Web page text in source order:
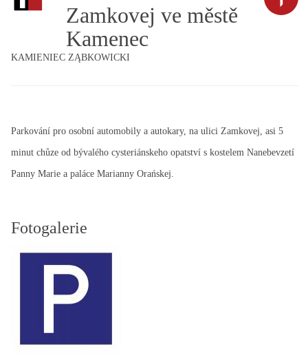
Zamkovej ve městě
Kamenec
KAMIENIEC ZĄBKOWICKI
Parkování pro osobní automobily a autokary, na ulici Zamkovej, asi 5
minut chůze od bývalého cysteriánskeho opatství s kostelem Nanebevzetí
Panny Marie a paláce Marianny Orańskej.
Fotogalerie